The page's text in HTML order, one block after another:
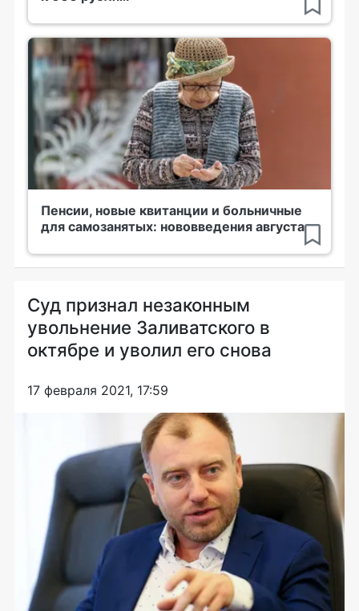
Пенсии, новые квитанции и больничные
для самозанятых: нововведения августа
Суд признал незаконным
увольнение Заливатского в
октябре и уволил его снова
17 февраля 2021, 17:59